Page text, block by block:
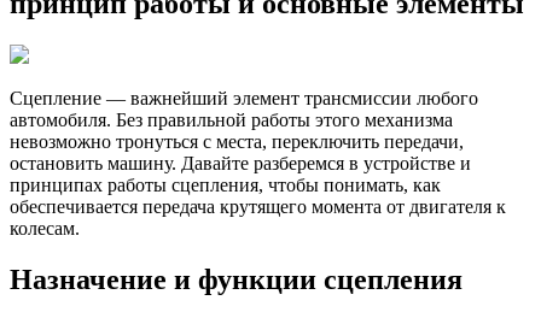
Сцепление — важнейший элемент трансмиссии любого
автомобиля. Без правильной работы этого механизма
невозможно тронуться с места, переключить передачи,
остановить машину. Давайте разберемся в устройстве и
принципах работы сцепления, чтобы понимать, как
обеспечивается передача крутящего момента от двигателя к
колесам.
Назначение и функции сцепления